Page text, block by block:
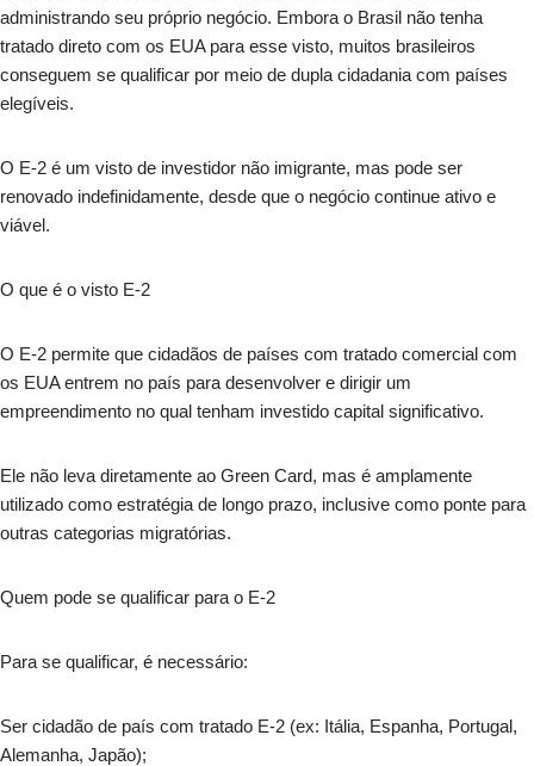
administrando seu próprio negócio. Embora o Brasil não tenha
tratado direto com os EUA para esse visto, muitos brasileiros
conseguem se qualificar por meio de dupla cidadania com países
elegíveis.
O E-2 é um visto de investidor não imigrante, mas pode ser
renovado indefinidamente, desde que o negócio continue ativo e
viável.
O que é o visto E-2
O E-2 permite que cidadãos de países com tratado comercial com
os EUA entrem no país para desenvolver e dirigir um
empreendimento no qual tenham investido capital significativo.
Ele não leva diretamente ao Green Card, mas é amplamente
utilizado como estratégia de longo prazo, inclusive como ponte para
outras categorias migratórias.
Quem pode se qualificar para o E-2
Para se qualificar, é necessário:
Ser cidadão de país com tratado E-2 (ex: Itália, Espanha, Portugal,
Alemanha, Japão);